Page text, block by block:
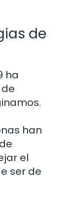
de
ha
han
el
ser de